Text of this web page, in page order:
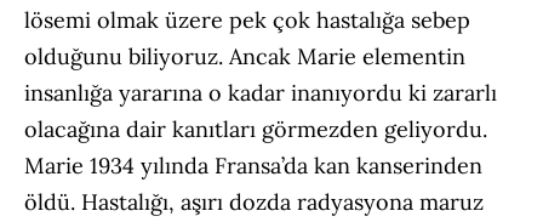
lösemi olmak üzere pek çok hastalığa sebep
olduğunu biliyoruz. Ancak Marie elementin
insanlığa yararına o kadar inanıyordu ki zararlı
olacağına dair kanıtları görmezden geliyordu.
Marie 1934 yılında Fransa’da kan kanserinden
öldü. Hastalığı, aşırı dozda radyasyona maruz